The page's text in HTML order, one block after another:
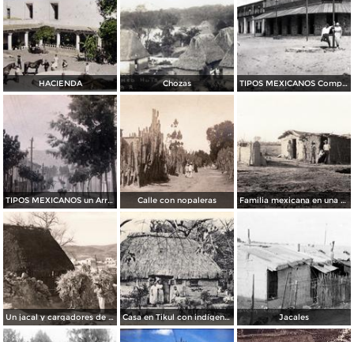
HACIENDA Chozas TIPOS MEXICANOS Compradores
TIPOS MEXICANOS un Arriero Calle con nopaleras Familia mexicana en una casa de abobe
Un jacal y cargadores de leña Casa en Tikul con indígenas Jacales